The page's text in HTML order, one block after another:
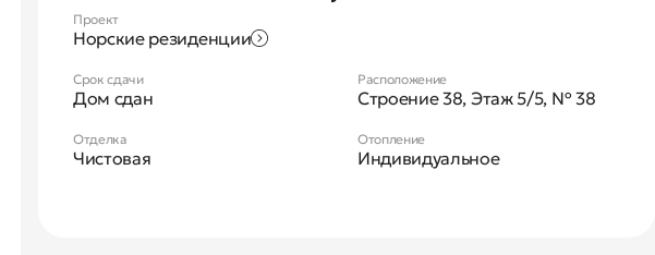
Проект
Норские резиденции
Срок сдачи
Дом сдан
Расположение
Строение 38, Этаж 5/5, № 38
Отделка
Чистовая
Отопление
Индивидуальное